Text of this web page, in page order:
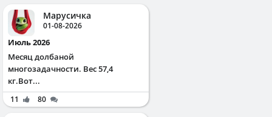
Марусичка
01-08-2026
Июль 2026
Месяц долбаной
многозадачности. Вес 57,4
кг.Вот...
11 80